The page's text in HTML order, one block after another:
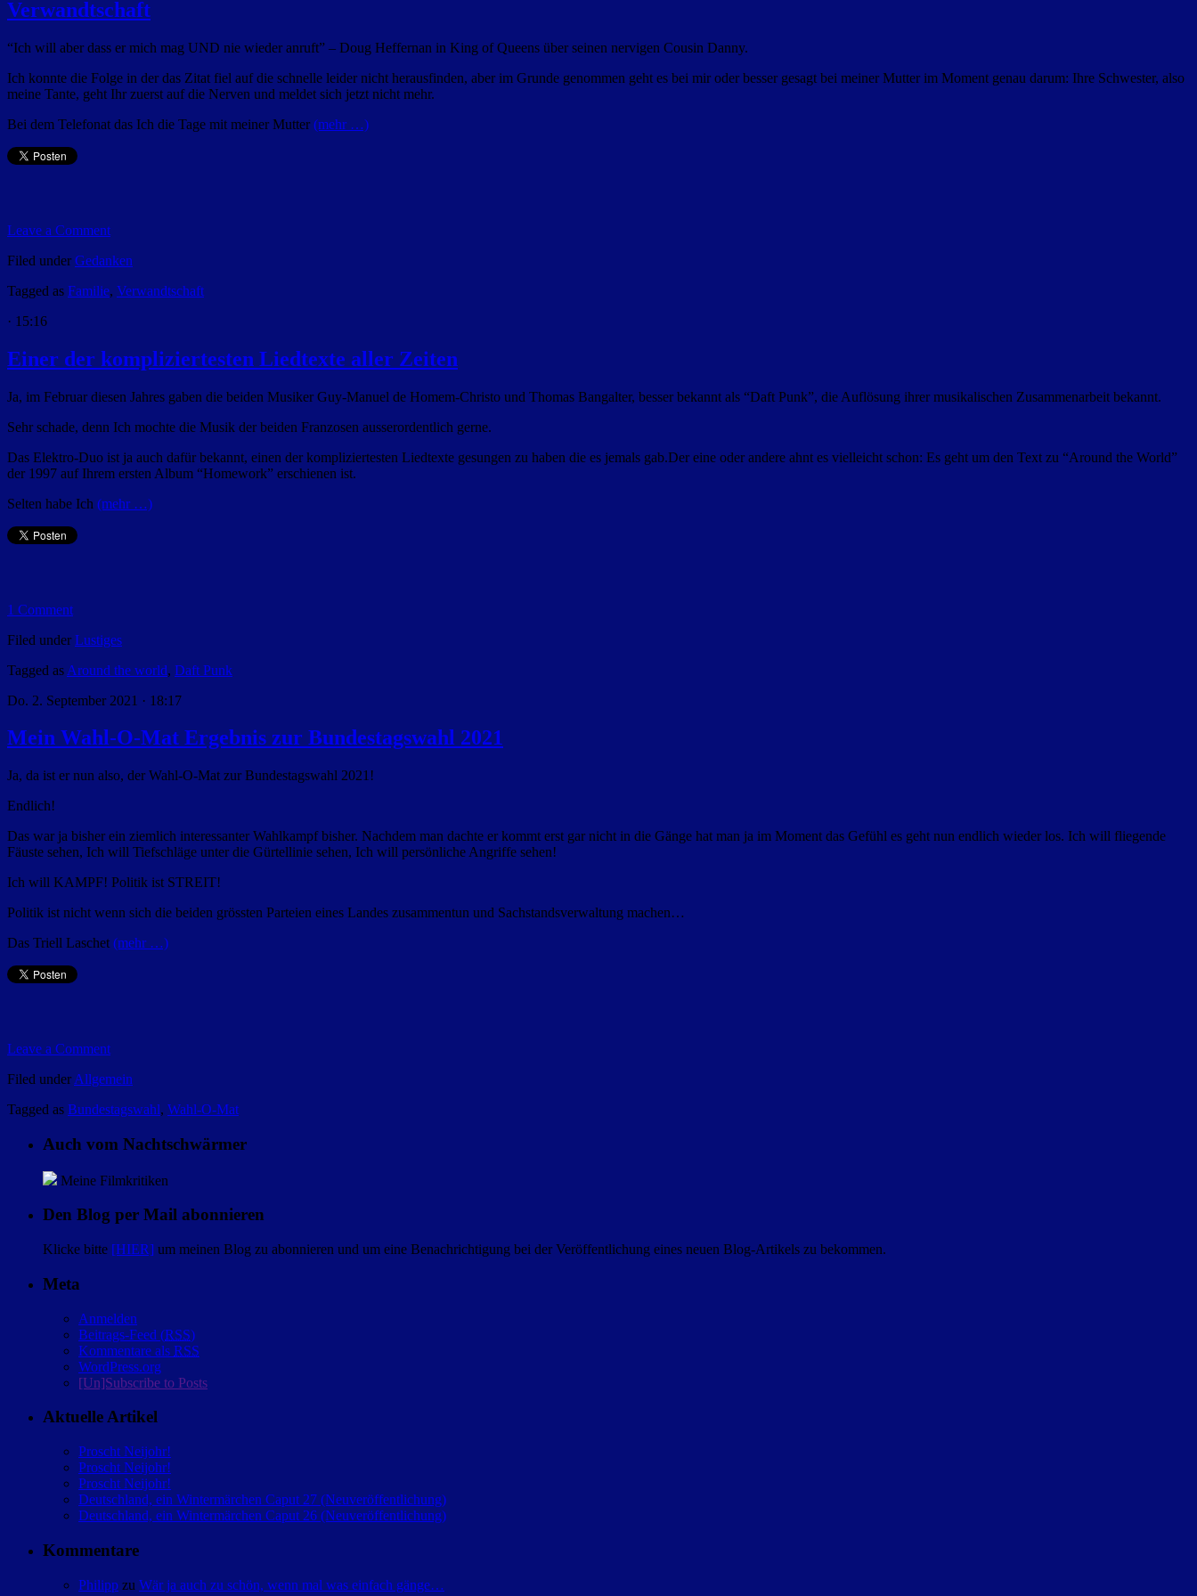
Verwandtschaft
“Ich will aber dass er mich mag UND nie wieder anruft” – Doug Heffernan in King of Queens über seinen nervigen Cousin Danny.
Ich konnte die Folge in der das Zitat fiel auf die schnelle leider nicht herausfinden, aber im Grunde genommen geht es bei mir oder besser gesagt bei meiner Mutter im Moment genau darum: Ihre Schwester, also
meine Tante, geht Ihr zuerst auf die Nerven und meldet sich jetzt nicht mehr.
Bei dem Telefonat das Ich die Tage mit meiner Mutter (mehr …)
Leave a Comment
Filed under Gedanken
Tagged as Familie, Verwandtschaft
· 15:16
Einer der kompliziertesten Liedtexte aller Zeiten
Ja, im Februar diesen Jahres gaben die beiden Musiker Guy-Manuel de Homem-Christo und Thomas Bangalter, besser bekannt als “Daft Punk”, die Auflösung ihrer musikalischen Zusammenarbeit bekannt.
Sehr schade, denn Ich mochte die Musik der beiden Franzosen ausserordentlich gerne.
Das Elektro-Duo ist ja auch dafür bekannt, einen der kompliziertesten Liedtexte gesungen zu haben die es jemals gab.Der eine oder andere ahnt es vielleicht schon: Es geht um den Text zu “Around the World”
der 1997 auf Ihrem ersten Album “Homework” erschienen ist.
Selten habe Ich (mehr …)
1 Comment
Filed under Lustiges
Tagged as Around the world, Daft Punk
Do. 2. September 2021 · 18:17
Mein Wahl-O-Mat Ergebnis zur Bundestagswahl 2021
Ja, da ist er nun also, der Wahl-O-Mat zur Bundestagswahl 2021!
Endlich!
Das war ja bisher ein ziemlich interessanter Wahlkampf bisher. Nachdem man dachte er kommt erst gar nicht in die Gänge hat man ja im Moment das Gefühl es geht nun endlich wieder los. Ich will fliegende
Fäuste sehen, Ich will Tiefschläge unter die Gürtellinie sehen, Ich will persönliche Angriffe sehen!
Ich will KAMPF! Politik ist STREIT!
Politik ist nicht wenn sich die beiden grössten Parteien eines Landes zusammentun und Sachstandsverwaltung machen…
Das Triell Laschet (mehr …)
Leave a Comment
Filed under Allgemein
Tagged as Bundestagswahl, Wahl-O-Mat
Auch vom Nachtschwärmer
Meine Filmkritiken
Den Blog per Mail abonnieren
Klicke bitte [HIER] um meinen Blog zu abonnieren und um eine Benachrichtigung bei der Veröffentlichung eines neuen Blog-Artikels zu bekommen.
Meta
Anmelden
Beitrags-Feed (RSS)
Kommentare als RSS
WordPress.org
[Un]Subscribe to Posts
Aktuelle Artikel
Proscht Neijohr!
Proscht Neijohr!
Proscht Neijohr!
Deutschland, ein Wintermärchen Caput 27 (Neuveröffentlichung)
Deutschland, ein Wintermärchen Caput 26 (Neuveröffentlichung)
Kommentare
Philipp zu Wär ja auch zu schön, wenn mal was einfach gänge…